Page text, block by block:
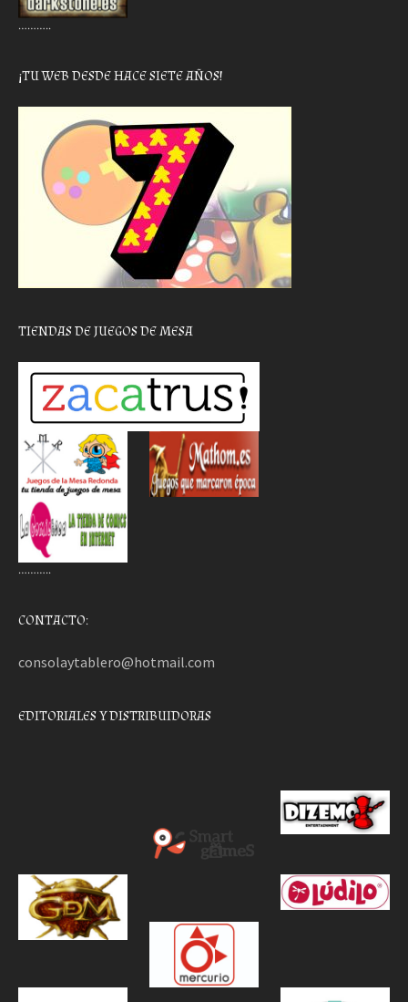
………..
¡TU WEB DESDE HACE SIETE AÑOS!
TIENDAS DE JUEGOS DE MESA
………..
CONTACTO:
consolaytablero@hotmail.com
EDITORIALES Y DISTRIBUIDORAS